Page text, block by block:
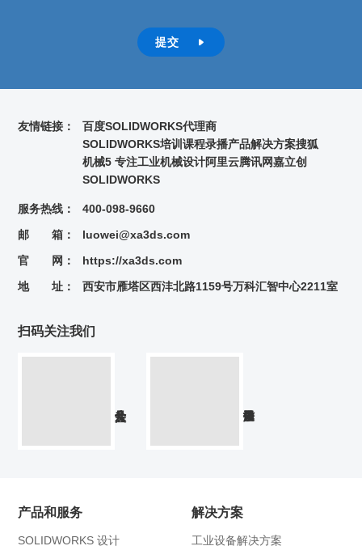
提交 
友情链接： 百度SOLIDWORKS代理商
SOLIDWORKS培训课程录播产品解决方案搜狐
机械5 专注工业机械设计阿里云腾讯网嘉立创
SOLIDWORKS
服务热线：
400-098-9660
邮 箱：
luowei@xa3ds.com
官 网：
https://xa3ds.com
地 址：
西安市雁塔区西沣北路1159号万科汇智中心2211室
扫码关注我们
产品和服务
SOLIDWORKS 设计
解决方案
工业设备解决方案